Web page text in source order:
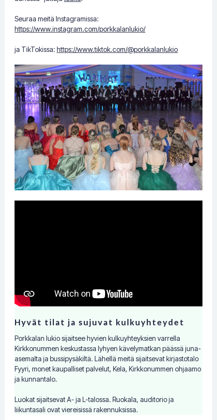
Seuraa meitä Instagramissa:
https://www.instagram.com/porkkalanlukio/
ja TikTokissa: https://www.tiktok.com/@porkkalanlukio
Hyvät tilat ja sujuvat kulkuyhteydet
Porkkalan lukio sijaitsee hyvien kulkuyhteyksien varrella
Kirkkonummen keskustassa lyhyen kävelymatkan päässä juna-
asemalta ja bussipysäkiltä. Lähellä meitä sijaitsevat kirjastotalo
Fyyri, monet kaupalliset palvelut, Kela, Kirkkonummen ohjaamo
ja kunnantalo.
Luokat sijaitsevat A- ja L-talossa. Ruokala, auditorio ja
liikuntasali ovat viereisissä rakennuksissa.